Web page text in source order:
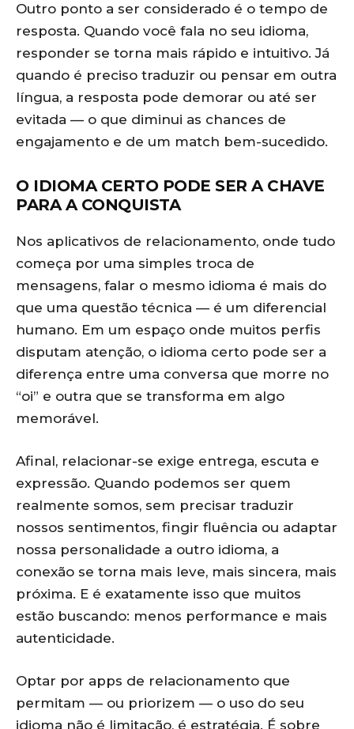
Outro ponto a ser considerado é o tempo de
resposta. Quando você fala no seu idioma,
responder se torna mais rápido e intuitivo. Já
quando é preciso traduzir ou pensar em outra
língua, a resposta pode demorar ou até ser
evitada — o que diminui as chances de
engajamento e de um match bem-sucedido.
O IDIOMA CERTO PODE SER A CHAVE
PARA A CONQUISTA
Nos aplicativos de relacionamento, onde tudo
começa por uma simples troca de
mensagens, falar o mesmo idioma é mais do
que uma questão técnica — é um diferencial
humano. Em um espaço onde muitos perfis
disputam atenção, o idioma certo pode ser a
diferença entre uma conversa que morre no
“oi” e outra que se transforma em algo
memorável.
Afinal, relacionar-se exige entrega, escuta e
expressão. Quando podemos ser quem
realmente somos, sem precisar traduzir
nossos sentimentos, fingir fluência ou adaptar
nossa personalidade a outro idioma, a
conexão se torna mais leve, mais sincera, mais
próxima. E é exatamente isso que muitos
estão buscando: menos performance e mais
autenticidade.
Optar por apps de relacionamento que
permitam — ou priorizem — o uso do seu
idioma não é limitação, é estratégia. É sobre